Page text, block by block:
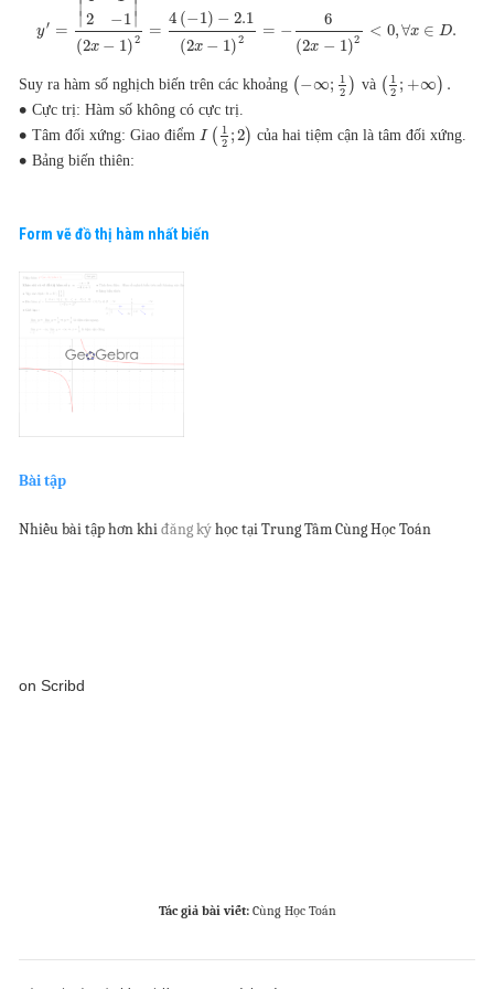
y′ =
∣
∣
2
−1∣
∣
(2x − 1)2
=
4 (−1) − 2.1
(2x − 1)2
= −
6
(2x − 1)2
< 0,∀x ∈ D.
Suy ra hàm số nghịch biến trên các khoảng (−∞; 1
2 ) và ( 1
2 ; +∞) .
∙ Cực trị: Hàm số không có cực trị.
∙ Tâm đối xứng: Giao điểm I ( 1
2 ;2) của hai tiệm cận là tâm đối xứng.
∙ Bảng biến thiên:
Form vẽ đồ thị hàm nhất biến
Bài tập
Nhiều bài tập hơn khiđăng kýhọc tại Trung Tâm Cùng Học Toán
on Scribd
Tác giả bài viết: Cùng Học Toán